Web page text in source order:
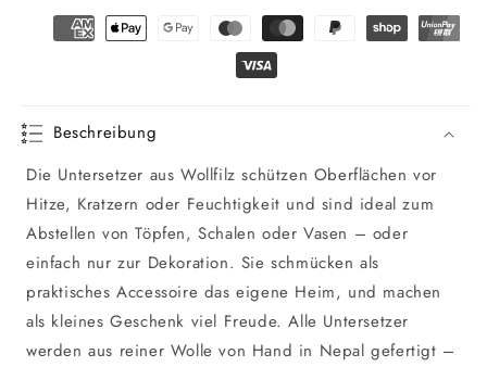
Akzenten
Akzenten
Beschreibung
Die Untersetzer aus Wollfilz schützen Oberflächen vor
Hitze, Kratzern oder Feuchtigkeit und sind ideal zum
Abstellen von Töpfen, Schalen oder Vasen – oder
einfach nur zur Dekoration. Sie schmücken als
praktisches Accessoire das eigene Heim, und machen
als kleines Geschenk viel Freude. Alle Untersetzer
werden aus reiner Wolle von Hand in Nepal gefertigt –